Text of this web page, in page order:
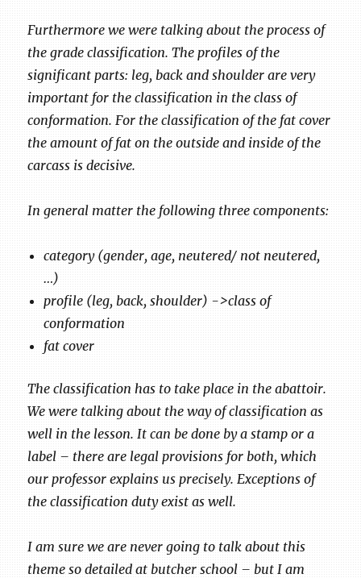
Furthermore we were talking about the process of
the grade classification. The profiles of the
significant parts: leg, back and shoulder are very
important for the classification in the class of
conformation. For the classification of the fat cover
the amount of fat on the outside and inside of the
carcass is decisive.
In general matter the following three components:
category (gender, age, neutered/ not neutered,
…)
profile (leg, back, shoulder) ->class of
conformation
fat cover
The classification has to take place in the abattoir.
We were talking about the way of classification as
well in the lesson. It can be done by a stamp or a
label – there are legal provisions for both, which
our professor explains us precisely. Exceptions of
the classification duty exist as well.
I am sure we are never going to talk about this
theme so detailed at butcher school – but I am